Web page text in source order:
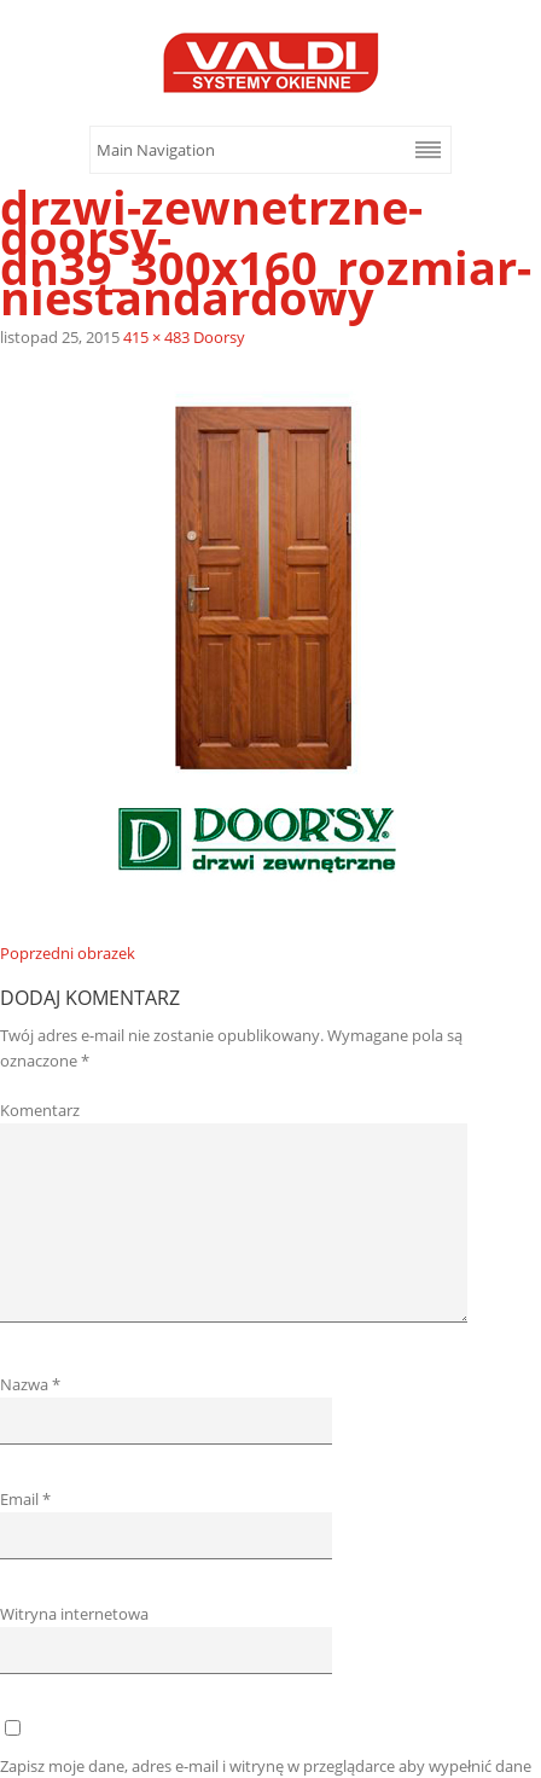
drzwi-zewnetrzne-
doorsy-
dn39_300x160_rozmiar-
niestandardowy
listopad 25, 2015415 × 483 Doorsy
Poprzedni obrazek
DODAJ KOMENTARZ
Twój adres e-mail nie zostanie opublikowany.Wymagane pola są
oznaczone*
Komentarz
Nazwa*
Email*
Witryna internetowa
Zapisz moje dane, adres e-mail i witrynę w przeglądarce aby wypełnić dane